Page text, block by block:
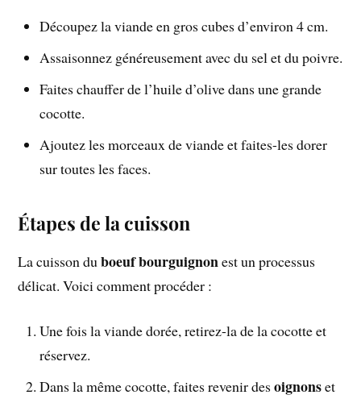
Découpez la viande en gros cubes d’environ 4 cm.
Assaisonnez généreusement avec du sel et du poivre.
Faites chauffer de l’huile d’olive dans une grande
cocotte.
Ajoutez les morceaux de viande et faites-les dorer
sur toutes les faces.
Étapes de la cuisson
La cuisson duboeuf bourguignonest un processus
délicat. Voici comment procéder :
Une fois la viande dorée, retirez-la de la cocotte et
réservez.
Dans la même cocotte, faites revenir desoignonset